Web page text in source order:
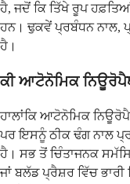
ਹੈ, ਜਦੋਂ ਕਿ ਤਿੱਖੇ ਰੂਪ
ਹਨ। ਢੁਕਵੇਂ ਪ੍ਰਬੰਧਨ ਨਾਲ,
ਹੈ।
ਕੀ ਆਟੋਨੋਮਿਕ
ਹਾਲਾਂਕਿ ਆਟੋਨੋਮਿਕ
ਪਰ ਇਸਨੂੰ ਠੀਕ ਢੰਗ ਨਾਲ
ਹੈ। ਸਭ ਤੋਂ ਚਿੰਤਾਜਨਕ
ਜਾਂ ਬਲੱਡ ਪ੍ਰੈਸ਼ਰ ਵਿੱਚ